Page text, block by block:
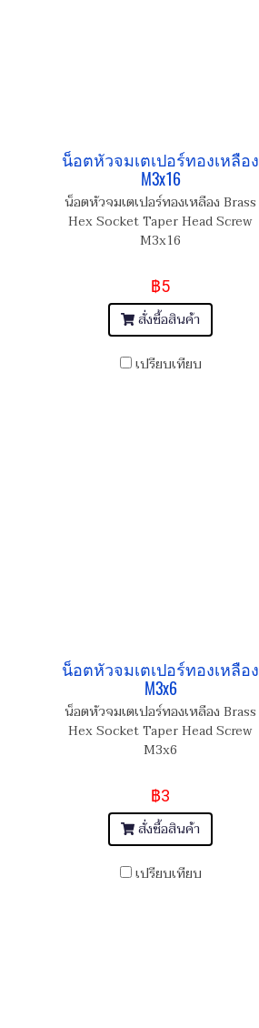
น็อตหัวจมเตเปอร์ทองเหลือง
M3x16
น็อตหัวจมเตเปอร์ทองเหลือง Brass
Hex Socket Taper Head Screw
M3x16
฿5
สั่งซื้อสินค้า
เปรียบเทียบ
น็อตหัวจมเตเปอร์ทองเหลือง
M3x6
น็อตหัวจมเตเปอร์ทองเหลือง Brass
Hex Socket Taper Head Screw
M3x6
฿3
สั่งซื้อสินค้า
เปรียบเทียบ